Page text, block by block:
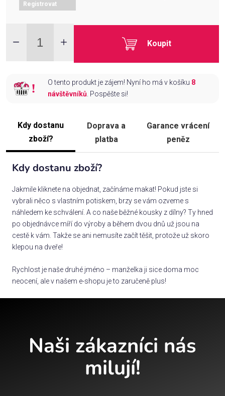
Registrovat
Koupit
O tento produkt je zájem! Nyní ho má v košíku 8
návštěvníků. Pospěšte si!
Kdy dostanu
zboží?
Doprava a
platba
Garance vrácení
peněz
Kdy dostanu zboží?
Jakmile kliknete na objednat, začínáme makat! Pokud jste si
vybrali něco s vlastním potiskem, brzy se vám ozveme s
náhledem ke schválení. A co naše běžné kousky z dílny? Ty hned
po objednávce míří do výroby a během dvou dnů už jsou na
cestě k vám. Takže se ani nemusíte začít těšit, protože už skoro
klepou na dveře!
Rychlost je naše druhé jméno – manželka ji sice doma moc
neocení, ale v našem e-shopu je to zaručeně plus!
Naši zákazníci nás
milují!